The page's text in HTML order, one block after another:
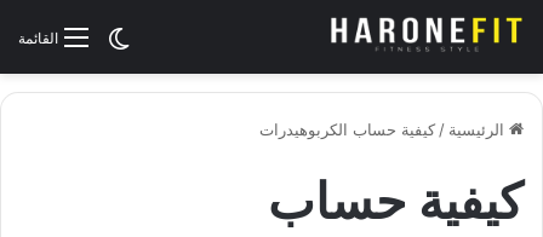
القائمةالوضع
الرئيسية / كيفية حساب الكربوهيدرات
كيفية حساب